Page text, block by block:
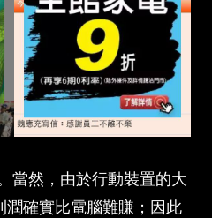
當然，由於行動裝置的大
確實比電腦難賺；因此